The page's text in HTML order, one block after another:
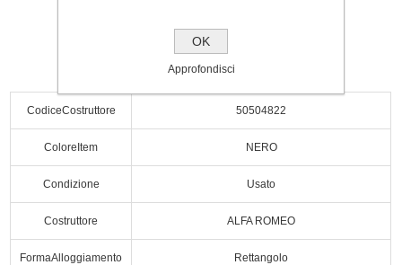
CodiceCostruttore 50504822
ColoreItem NERO
Condizione Usato
Costruttore ALFA ROMEO
FormaAlloggiamento Rettangolo
OK
Approfondisci